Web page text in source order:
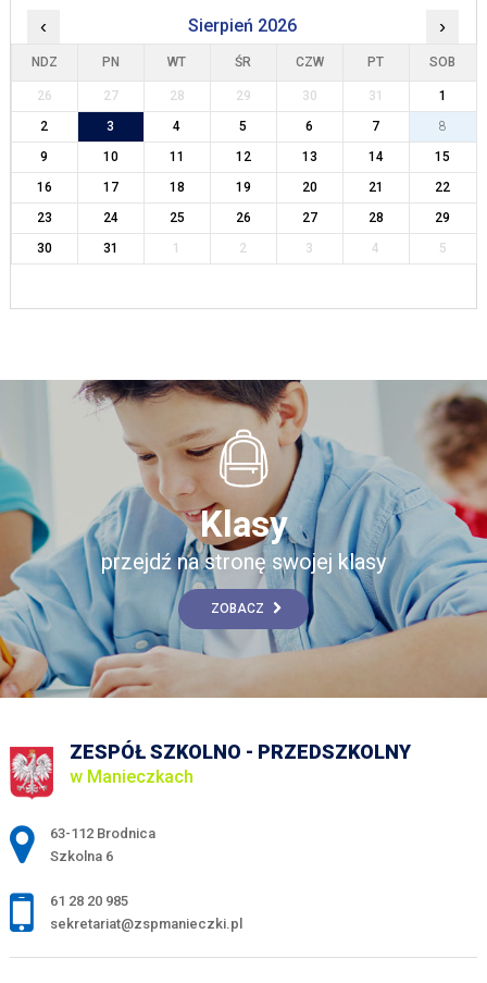
‹ Sierpień 2026 ›
NDZ PN WT ŚR CZW PT SOB
26 27 28 29 30 31
1
2
3 4 5 6 7
8
9
10 11 12 13 14
15
16
17 18 19 20 21
22
23
24 25 26 27 28
29
30
31 1 2 3 4 5
Klasy
przejdź na stronę swojej klasy
ZOBACZ
ZESPÓŁ SZKOLNO - PRZEDSZKOLNY
w Manieczkach
Adres pocztowy:
63-112 Brodnica
Szkolna 6
61 28 20 985
sekretariat@zspmanieczki.pl